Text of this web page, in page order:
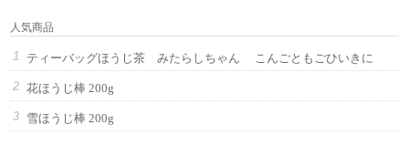
人気商品
ティーバッグほうじ茶 みたらしちゃん こんごともごひいきに
花ほうじ棒 200g
雪ほうじ棒 200g